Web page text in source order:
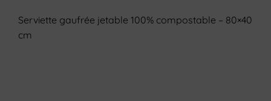
Serviette gaufrée jetable 100% compostable – 80×40
cm